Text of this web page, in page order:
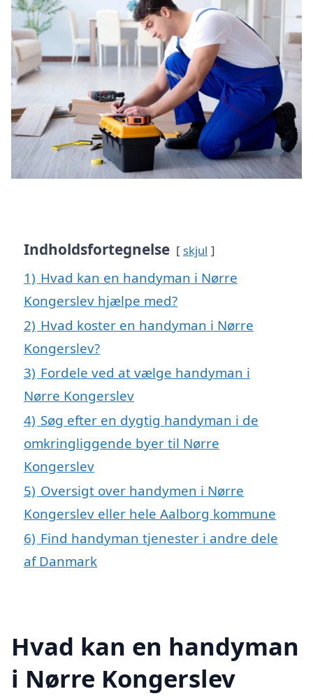
Indholdsfortegnelse skjul
1) Hvad kan en handyman i Nørre
Kongerslev hjælpe med?
2) Hvad koster en handyman i Nørre
Kongerslev?
3) Fordele ved at vælge handyman i
Nørre Kongerslev
4) Søg efter en dygtig handyman i de
omkringliggende byer til Nørre
Kongerslev
5) Oversigt over handymen i Nørre
Kongerslev eller hele Aalborg kommune
6) Find handyman tjenester i andre dele
af Danmark
Hvad kan en handyman
i Nørre Kongerslev